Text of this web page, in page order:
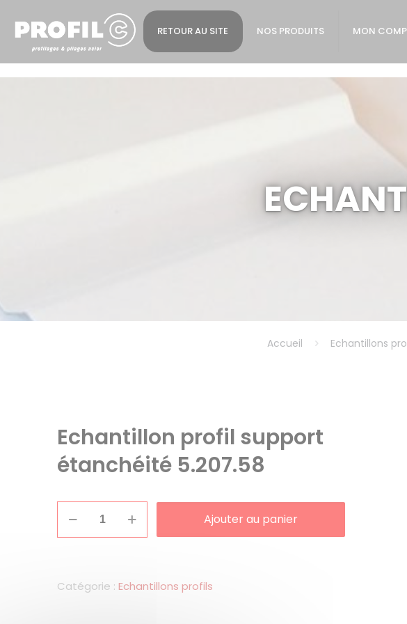
RETOUR AU SITE NOS PRODUITS MON
Accueil Echantillons
Echantillon profil support
étanchéité 5.207.58
de
Echantillon
support
étanchéité
Ajouter au panier
Catégorie :Echantillons profils
Cookies management panel